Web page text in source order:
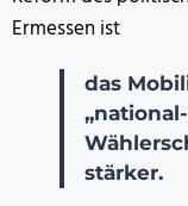
Ermessen ist
das
stärker.